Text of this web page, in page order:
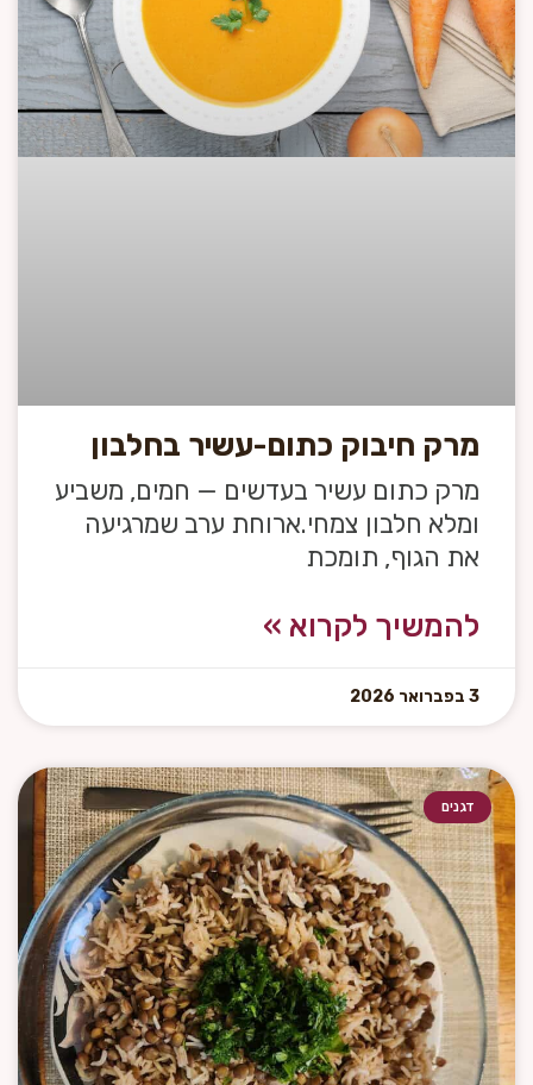
מרק חיבוק כתום-עשיר בחלבון
מרק כתום עשיר בעדשים — חמים, משביע
ומלא חלבון צמחי.ארוחת ערב שמרגיעה
את הגוף, תומכת
להמשיך לקרוא »
3 בפברואר 2026
דגנים